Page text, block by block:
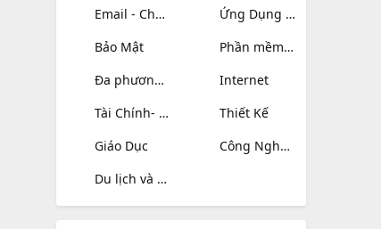
Email - Chat - Gọi Điện
Ứng Dụng Giải Trí
Bảo Mật
Phần mềm hệ thống
Đa phương tiện
Internet
Tài Chính- mua sắm
Thiết Kế
Giáo Dục
Công Nghệ Thông Tin
Du lịch và địa điểm